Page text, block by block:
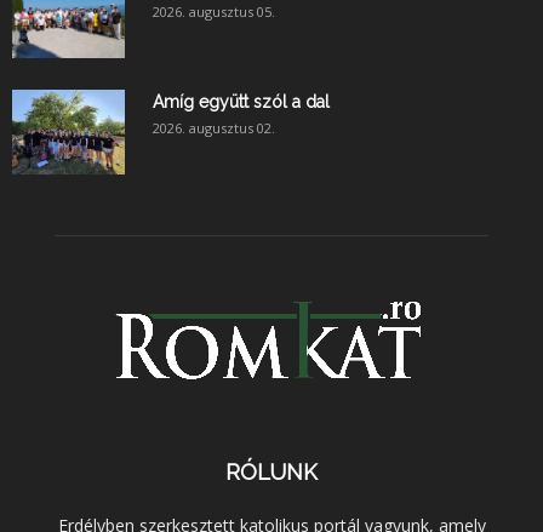
2026. augusztus 05.
Amíg együtt szól a dal
2026. augusztus 02.
RÓLUNK
Erdélyben szerkesztett katolikus portál vagyunk, amely